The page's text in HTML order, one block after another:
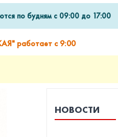
по будням с 09:00 до 17:00
работает с 9:00
НОВОСТИ